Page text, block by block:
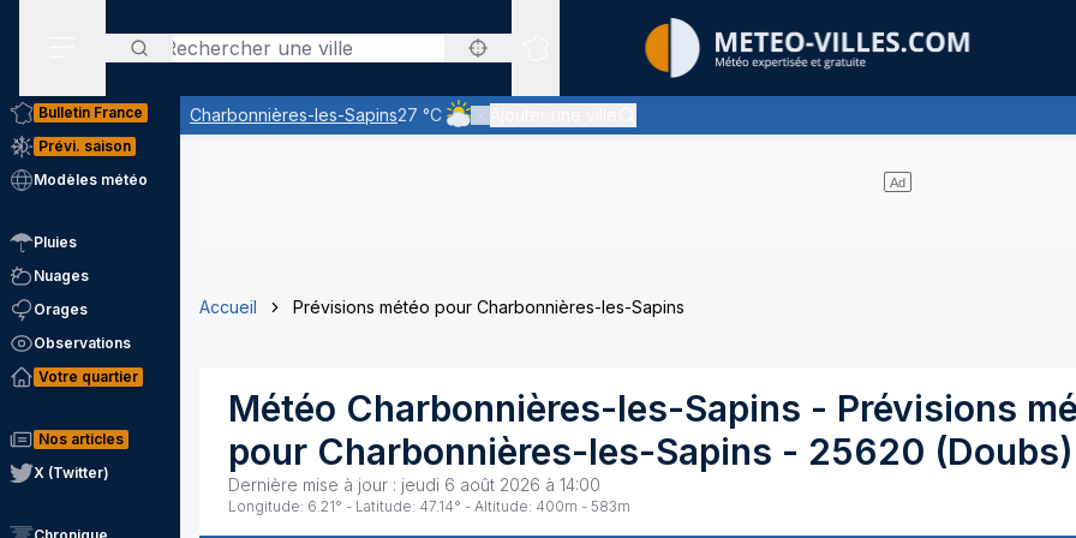
Rechercher
Sites expertis&eacute;s
Charbonnières-les-Sapins27 °C
Ciel nuageux - les éclaircies et les nuages se partagent le ciel - pas de pluie
Bulletin France
Prévi. saison
Modèles météo
Pluies
Nuages
Orages
Observations
Votre quartier
Nos articles
X (Twitter)
Accueil Prévisions météo pour Charbonnières-les-Sapins
Météo Charbonnières-les-Sapins - Prévisions
pour Charbonnières-les-Sapins - 25620 (Doubs)
Dernière mise à jour : jeudi 6 août 2026 à 14:00
Longitude: 6.21° - Latitude: 47.14° - Altitude: 400m - 583m